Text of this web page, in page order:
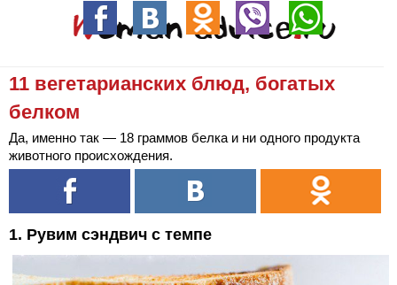
11 вегетарианских блюд, богатых
белком
Да, именно так — 18 граммов белка и ни одного продукта
животного происхождения.
1. Рувим сэндвич с темпе